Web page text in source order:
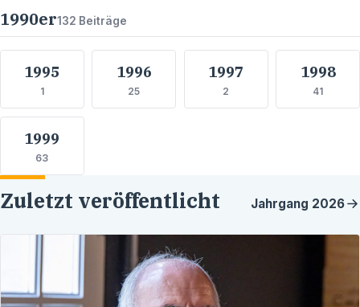
1990er132 Beiträge
1995
1
1996
25
1997
2
1998
41
1999
63
Zuletzt veröffentlicht Jahrgang 2026